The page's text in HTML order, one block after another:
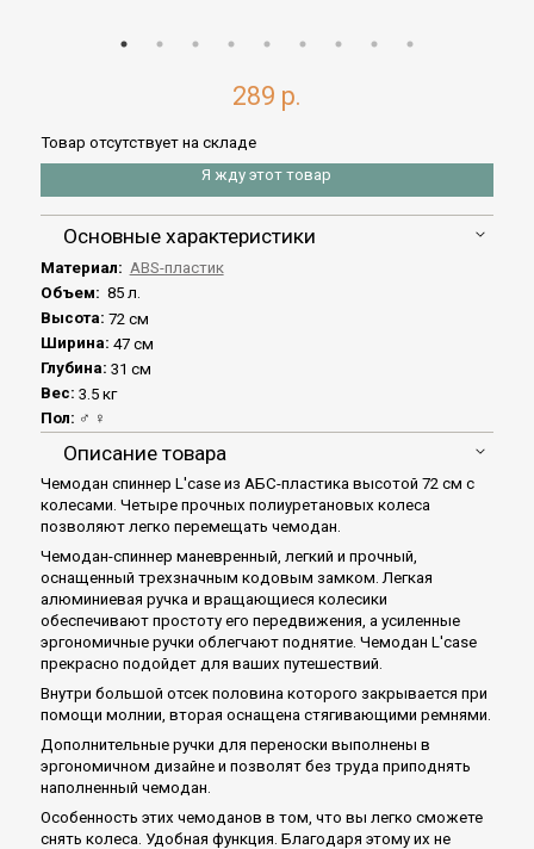
289 р.
Товар отсутствует на складе
Я жду этот товар
Основные характеристики
Материал: ABS-пластик
Объем: 85 л.
Высота: 72 см
Ширина: 47 см
Глубина: 31 см
Вес: 3.5 кг
Пол: ♂ ♀
Описание товара
Чемодан спиннер L'case из АБС-пластика высотой 72 см с
колесами. Четыре прочных полиуретановых колеса
позволяют легко перемещать чемодан.
Чемодан-спиннер маневренный, легкий и прочный,
оснащенный трехзначным кодовым замком. Легкая
алюминиевая ручка и вращающиеся колесики
обеспечивают простоту его передвижения, а усиленные
эргономичные ручки облегчают поднятие. Чемодан L'case
прекрасно подойдет для ваших путешествий.
Внутри большой отсек половина которого закрывается при
помощи молнии, вторая оснащена стягивающими ремнями.
Дополнительные ручки для переноски выполнены в
эргономичном дизайне и позволят без труда приподнять
наполненный чемодан.
Особенность этих чемоданов в том, что вы легко сможете
снять колеса. Удобная функция. Благодаря этому их не